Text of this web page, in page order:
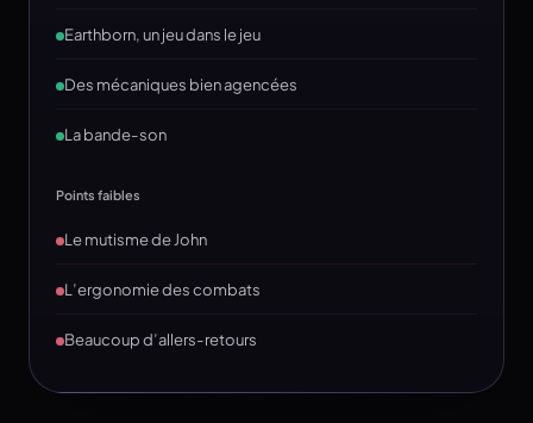
Earthborn, un jeu dans le jeu
Des mécaniques bien agencées
La bande-son
Points faibles
Le mutisme de John
L’ergonomie des combats
Beaucoup d’allers-retours